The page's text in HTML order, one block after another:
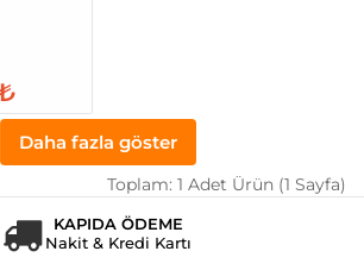
Daha fazla göster
Toplam: 1 Adet Ürün (1 Sayfa)
KAPIDA ÖDEME
Nakit & Kredi Kartı